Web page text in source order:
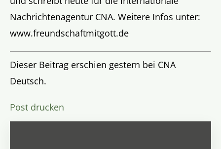
Nachrichtenagentur CNA. Weitere Infos unter:
www.freundschaftmitgott.de
Dieser Beitrag erschien gestern bei CNA
Deutsch.
Post drucken